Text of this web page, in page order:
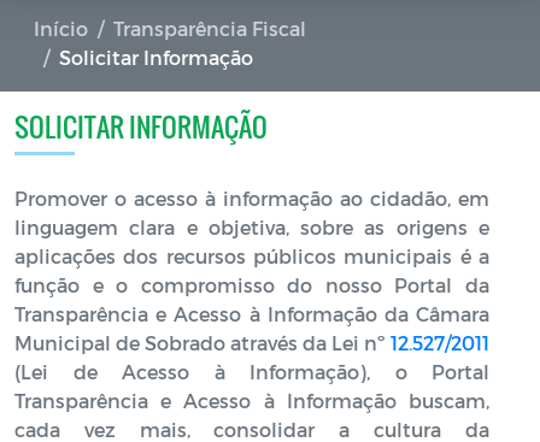
Início
Transparência Fiscal
Solicitar Informação
SOLICITAR INFORMAÇÃO
Promover o acesso à informação ao cidadão, em
linguagem clara e objetiva, sobre as origens e
aplicações dos recursos públicos municipais é a
função e o compromisso do nosso Portal da
Transparência e Acesso à Informação da Câmara
Municipal de Sobrado através da Lei nº 12.527/2011
(Lei de Acesso à Informação), o Portal
Transparência e Acesso à Informação buscam,
cada vez mais, consolidar a cultura da